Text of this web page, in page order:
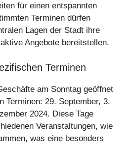
für einen entspannten
Terminen dürfen
Lagen der Stadt ihre
Angebote bereitstellen.
Terminen
am Sonntag geöffnet
Terminen: 29. September, 3.
2024. Diese Tage
Veranstaltungen, wie
was eine besonders